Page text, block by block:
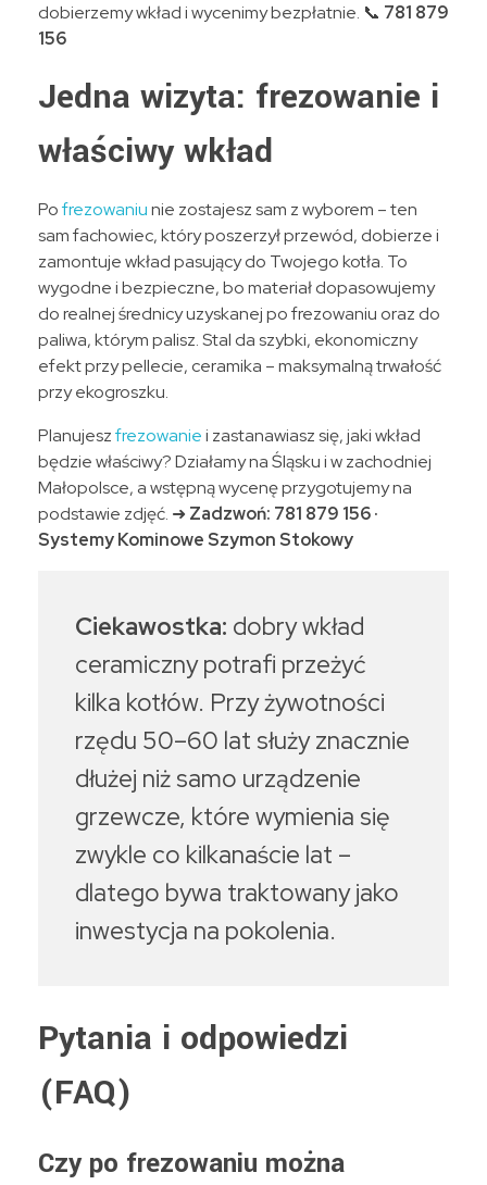
dobierzemy wkład i wycenimy bezpłatnie. 📞 781 879
156
Jedna wizyta: frezowanie i
właściwy wkład
Pofrezowaniunie zostajesz sam z wyborem – ten
sam fachowiec, który poszerzył przewód, dobierze i
zamontuje wkład pasujący do Twojego kotła. To
wygodne i bezpieczne, bo materiał dopasowujemy
do realnej średnicy uzyskanej po frezowaniu oraz do
paliwa, którym palisz. Stal da szybki, ekonomiczny
efekt przy pellecie, ceramika – maksymalną trwałość
przy ekogroszku.
Planujeszfrezowaniei zastanawiasz się, jaki wkład
będzie właściwy? Działamy na Śląsku i w zachodniej
Małopolsce, a wstępną wycenę przygotujemy na
podstawie zdjęć. ➜ Zadzwoń: 781 879 156 ·
Systemy Kominowe Szymon Stokowy
Ciekawostka: dobry wkład
ceramiczny potrafi przeżyć
kilka kotłów. Przy żywotności
rzędu 50–60 lat służy znacznie
dłużej niż samo urządzenie
grzewcze, które wymienia się
zwykle co kilkanaście lat –
dlatego bywa traktowany jako
inwestycja na pokolenia.
Pytania i odpowiedzi
(FAQ)
Czy po frezowaniu można